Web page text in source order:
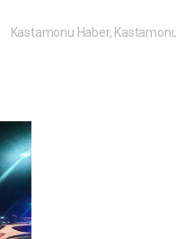
Kastamonu Haber,